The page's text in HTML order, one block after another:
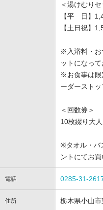
＜湯けむりセ
【平 日】
【土日祝】
※入浴料・お
ットになって
※お食事は限
ーダーストッ
＜回数券＞
10枚綴り大
※タオル・バ
ントにてお買
電話 0285-31-
住所 栃木県小山